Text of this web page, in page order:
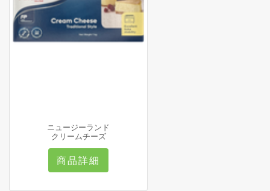
ニュージーランド
クリームチーズ
商品詳細